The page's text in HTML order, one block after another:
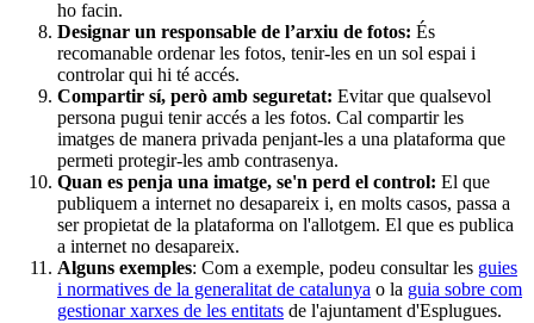
ho facin.
Designar un responsable de l’arxiu de fotos: És
recomanable ordenar les fotos, tenir-les en un sol espai i
controlar qui hi té accés.
Compartir sí, però amb seguretat: Evitar que qualsevol
persona pugui tenir accés a les fotos. Cal compartir les
imatges de manera privada penjant-les a una plataforma que
permeti protegir-les amb contrasenya.
Quan es penja una imatge, se'n perd el control: El que
publiquem a internet no desapareix i, en molts casos, passa a
ser propietat de la plataforma on l'allotgem. El que es publica
a internet no desapareix.
Alguns exemples: Com a exemple, podeu consultar les guies
i normatives de la generalitat de catalunya o la guia sobre com
gestionar xarxes de les entitats de l'ajuntament d'Esplugues.